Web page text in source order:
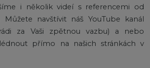
i několik videí s referencemi od
Můžete navštívit náš YouTube kanál
za Vaši zpětnou vazbu) a nebo
přímo na našich stránkách v